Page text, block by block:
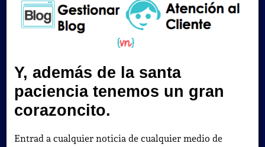
Y, además de la santa
paciencia tenemos un gran
corazoncito.
Entrad a cualquier noticia de cualquier medio de